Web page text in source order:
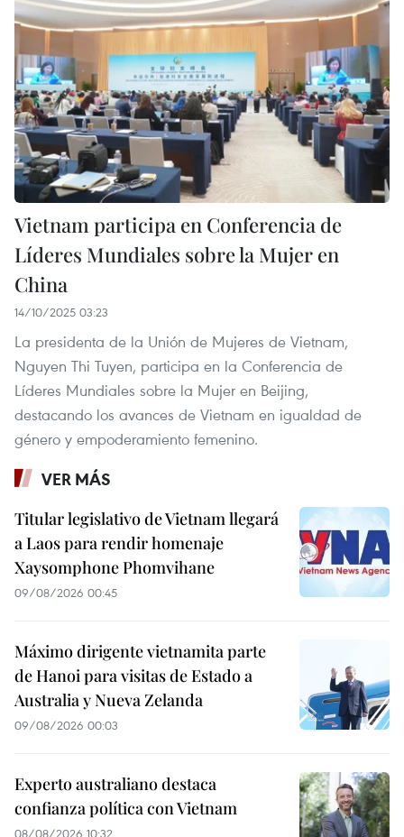
Vietnam participa en Conferencia de
Líderes Mundiales sobre la Mujer en
China
14/10/2025 03:23
La presidenta de la Unión de Mujeres de Vietnam,
Nguyen Thi Tuyen, participa en la Conferencia de
Líderes Mundiales sobre la Mujer en Beijing,
destacando los avances de Vietnam en igualdad de
género y empoderamiento femenino.
VER MÁS
Titular legislativo de Vietnam llegará
a Laos para rendir homenaje
Xaysomphone Phomvihane
09/08/2026 00:45
Máximo dirigente vietnamita parte
de Hanoi para visitas de Estado a
Australia y Nueva Zelanda
09/08/2026 00:03
Experto australiano destaca
confianza política con Vietnam
08/08/2026 10:32